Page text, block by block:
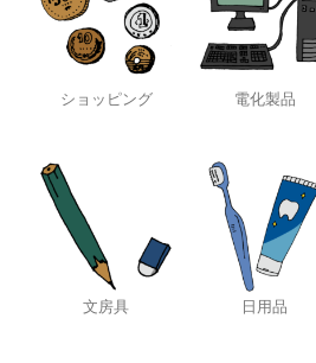
ショッピング 電化製品
文房具 日用品